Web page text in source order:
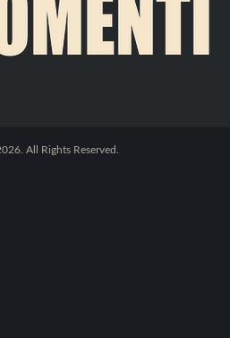
All Rights Reserved.